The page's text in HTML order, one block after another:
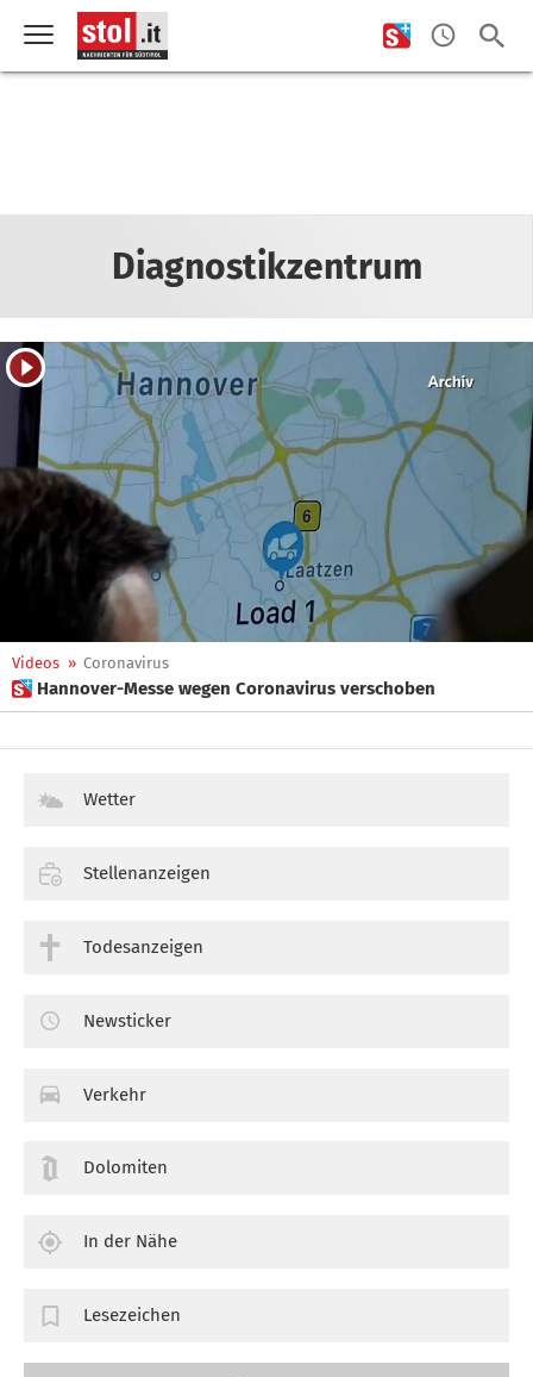
Diagnostikzentrum
Videos » Coronavirus
 Hannover-Messe wegen Coronavirus verschoben
Wetter
Stellenanzeigen
Todesanzeigen
Newsticker
Verkehr
Dolomiten
In der Nähe
Lesezeichen